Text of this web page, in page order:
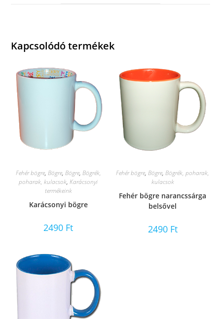
Kapcsolódó termékek
Fehér bögre, Bögre, Bögre, Bögrék,
poharak, kulacsok,Karácsonyi
termékeink
Karácsonyi bögre
2490 Ft
Fehér bögre,Bögre,Bögrék, poharak,
kulacsok
Fehér bögre narancssárga
belsővel
2490 Ft